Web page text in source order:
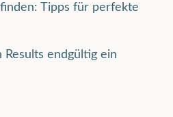
Tipps für perfekte
Results endgültig ein